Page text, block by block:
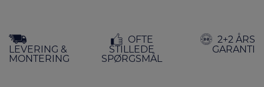
indholdet
LEVERING &
MONTERING
OFTE
STILLEDE
SPØRGSMÅL
2+2 ÅRS
GARANTI